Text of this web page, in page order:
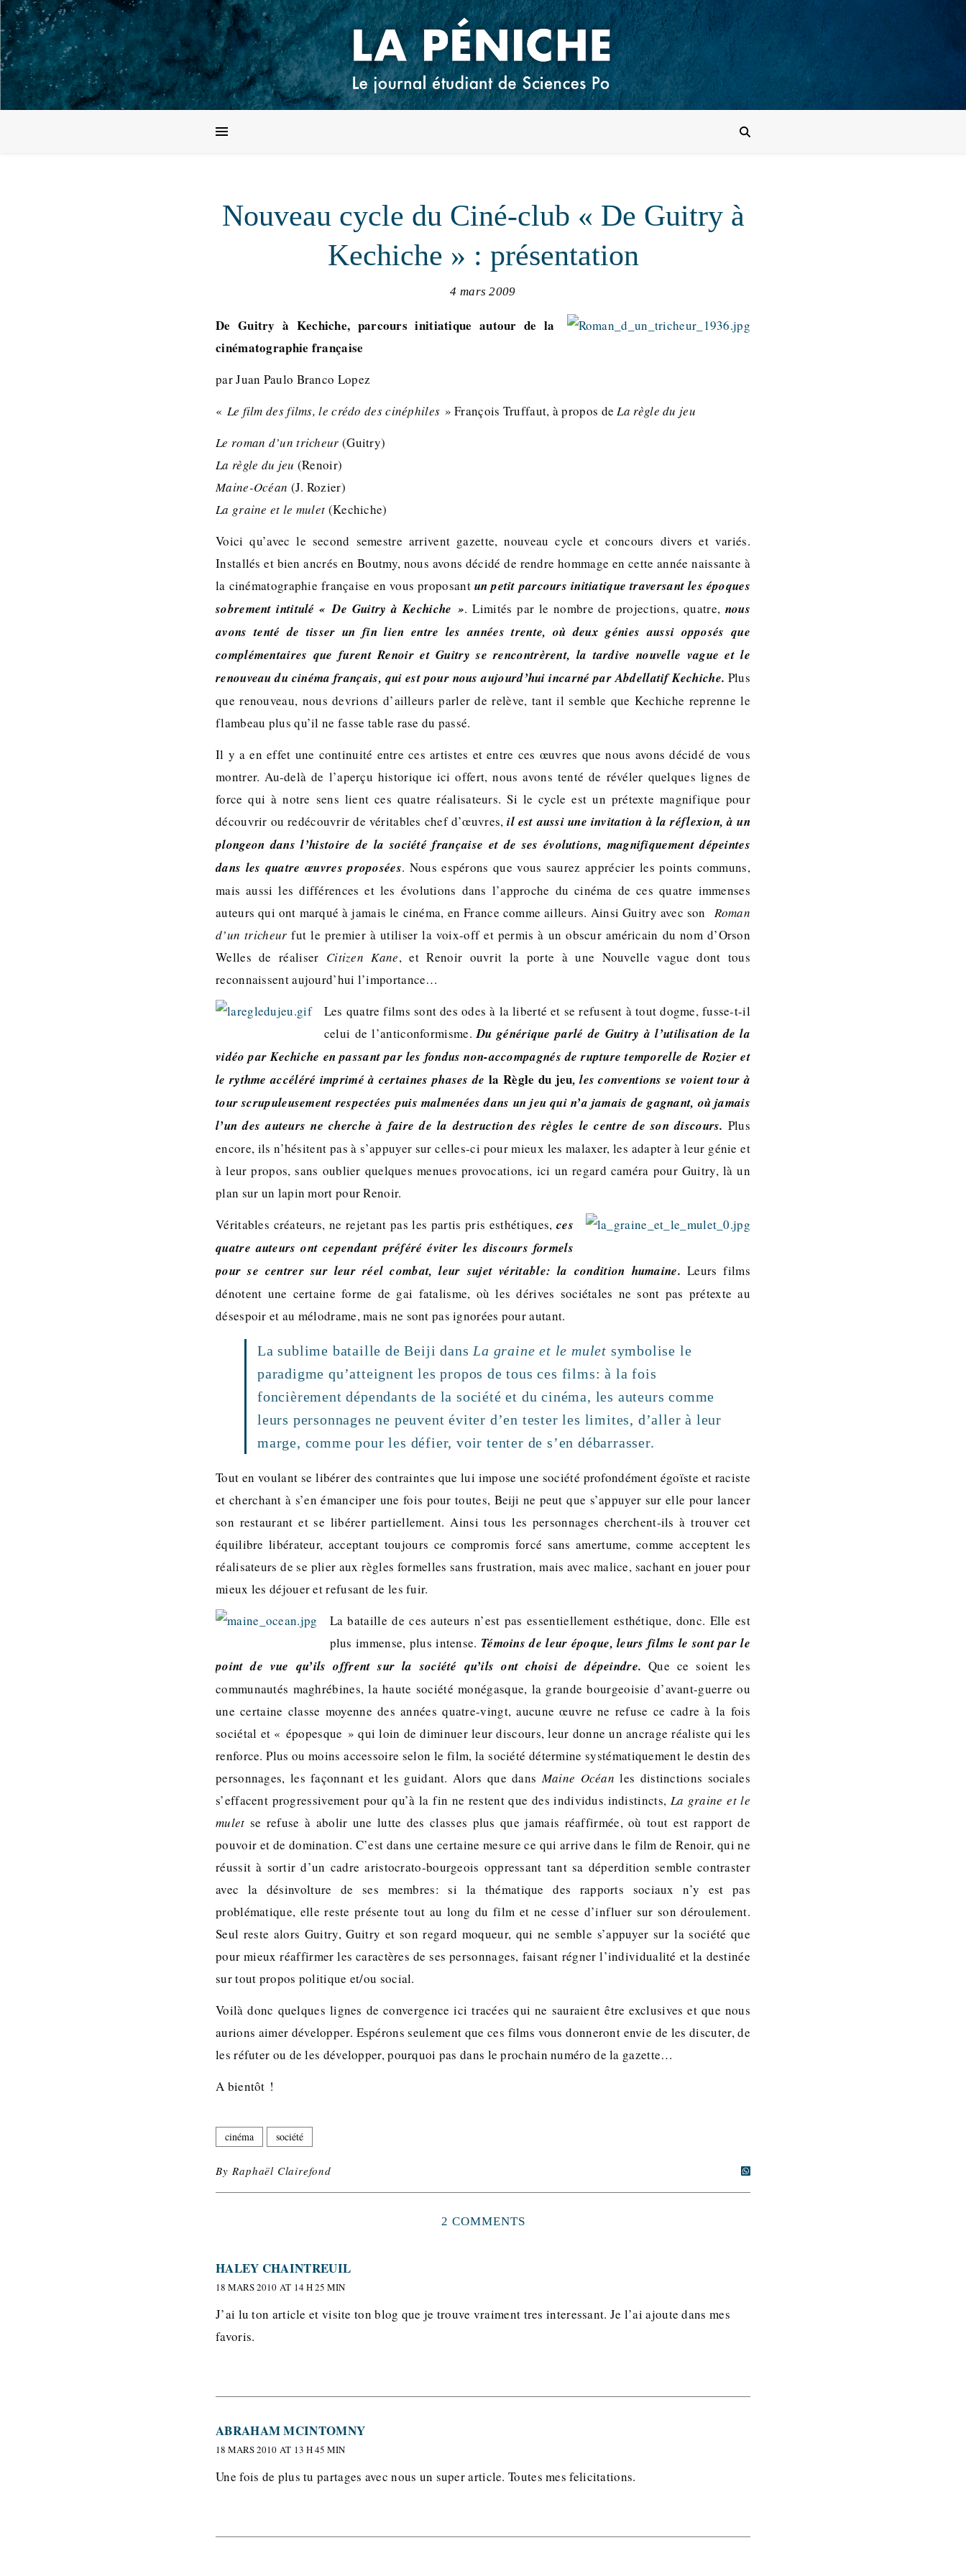
Nouveau cycle du Ciné-club « De Guitry à
Kechiche » : présentation
4 mars 2009
De Guitry à Kechiche, parcours initiatique autour de la
cinématographie française
par Juan Paulo Branco Lopez
« Le film des films, le crédo des cinéphiles » François Truffaut, à propos deLa règle du jeu
Le roman d’un tricheur (Guitry)
La règle du jeu (Renoir)
Maine-Océan (J. Rozier)
La graine et le mulet (Kechiche)
Voici qu’avec le second semestre arrivent gazette, nouveau cycle et concours divers et variés.
Installés et bien ancrés en Boutmy, nous avons décidé de rendre hommage en cette année naissante à
la cinématographie française en vous proposant un petit parcours initiatique traversant les époques
sobrement intitulé « De Guitry à Kechiche ». Limités par le nombre de projections, quatre, nous
avons tenté de tisser un fin lien entre les années trente, où deux génies aussi opposés que
complémentaires que furent Renoir et Guitry se rencontrèrent, la tardive nouvelle vague et le
renouveau du cinéma français, qui est pour nous aujourd’hui incarné par Abdellatif Kechiche. Plus
que renouveau, nous devrions d’ailleurs parler de relève, tant il semble que Kechiche reprenne le
flambeau plus qu’il ne fasse table rase du passé.
Il y a en effet une continuité entre ces artistes et entre ces œuvres que nous avons décidé de vous
montrer. Au-delà de l’aperçu historique ici offert, nous avons tenté de révéler quelques lignes de
force qui à notre sens lient ces quatre réalisateurs. Si le cycle est un prétexte magnifique pour
découvrir ou redécouvrir de véritables chef d’œuvres,il est aussi une invitation à la réflexion, à un
plongeon dans l’histoire de la société française et de ses évolutions, magnifiquement dépeintes
dans les quatre œuvres proposées. Nous espérons que vous saurez apprécier les points communs,
mais aussi les différences et les évolutions dans l’approche du cinéma de ces quatre immenses
auteurs qui ont marqué à jamais le cinéma, en France comme ailleurs. Ainsi Guitry avec son Roman
d’un tricheur fut le premier à utiliser la voix-off et permis à un obscur américain du nom d’Orson
Welles de réaliser Citizen Kane, et Renoir ouvrit la porte à une Nouvelle vague dont tous
reconnaissent aujourd’hui l’importance…
Les quatre films sont des odes à la liberté et se refusent à tout dogme, fusse-t-il
celui de l’anticonformisme.Du générique parlé de Guitry à l’utilisation de la
vidéo par Kechiche en passant par les fondus non-accompagnés de rupture temporelle de Rozier et
le rythme accéléré imprimé à certaines phases de la Règle du jeu, les conventions se voient tour à
tour scrupuleusement respectées puis malmenées dans un jeu qui n’a jamais de gagnant, où jamais
l’un des auteurs ne cherche à faire de la destruction des règles le centre de son discours. Plus
encore, ils n’hésitent pas à s’appuyer sur celles-ci pour mieux les malaxer, les adapter à leur génie et
à leur propos, sans oublier quelques menues provocations, ici un regard caméra pour Guitry, là un
plan sur un lapin mort pour Renoir.
Véritables créateurs, ne rejetant pas les partis pris esthétiques, ces
quatre auteurs ont cependant préféré éviter les discours formels
pour se centrer sur leur réel combat, leur sujet véritable: la condition humaine. Leurs films
dénotent une certaine forme de gai fatalisme, où les dérives sociétales ne sont pas prétexte au
désespoir et au mélodrame, mais ne sont pas ignorées pour autant.
La sublime bataille de Beiji dans La graine et le mulet symbolise le
paradigme qu’atteignent les propos de tous ces films: à la fois
foncièrement dépendants de la société et du cinéma, les auteurs comme
leurs personnages ne peuvent éviter d’en tester les limites, d’aller à leur
marge, comme pour les défier, voir tenter de s’en débarrasser.
Tout en voulant se libérer des contraintes que lui impose une société profondément égoïste et raciste
et cherchant à s’en émanciper une fois pour toutes, Beiji ne peut que s’appuyer sur elle pour lancer
son restaurant et se libérer partiellement. Ainsi tous les personnages cherchent-ils à trouver cet
équilibre libérateur, acceptant toujours ce compromis forcé sans amertume, comme acceptent les
réalisateurs de se plier aux règles formelles sans frustration, mais avec malice, sachant en jouer pour
mieux les déjouer et refusant de les fuir.
La bataille de ces auteurs n’est pas essentiellement esthétique, donc. Elle est
plus immense, plus intense. Témoins de leur époque, leurs films le sont par le
point de vue qu’ils offrent sur la société qu’ils ont choisi de dépeindre. Que ce soient les
communautés maghrébines, la haute société monégasque, la grande bourgeoisie d’avant-guerre ou
une certaine classe moyenne des années quatre-vingt, aucune œuvre ne refuse ce cadre à la fois
sociétal et « épopesque » qui loin de diminuer leur discours, leur donne un ancrage réaliste qui les
renforce. Plus ou moins accessoire selon le film, la société détermine systématiquement le destin des
personnages, les façonnant et les guidant. Alors que dansMaine Océan les distinctions sociales
s’effacent progressivement pour qu’à la fin ne restent que des individus indistincts, La graine et le
mulet se refuse à abolir une lutte des classes plus que jamais réaffirmée, où tout est rapport de
pouvoir et de domination. C’est dans une certaine mesure ce qui arrive dans le film de Renoir, qui ne
réussit à sortir d’un cadre aristocrato-bourgeois oppressant tant sa déperdition semble contraster
avec la désinvolture de ses membres: si la thématique des rapports sociaux n’y est pas
problématique, elle reste présente tout au long du film et ne cesse d’influer sur son déroulement.
Seul reste alors Guitry, Guitry et son regard moqueur, qui ne semble s’appuyer sur la société que
pour mieux réaffirmer les caractères de ses personnages, faisant régner l’individualité et la destinée
sur tout propos politique et/ou social.
Voilà donc quelques lignes de convergence ici tracées qui ne sauraient être exclusives et que nous
aurions aimer développer. Espérons seulement que ces films vous donneront envie de les discuter, de
les réfuter ou de les développer, pourquoi pas dans le prochain numéro de la gazette…
A bientôt !
cinéma société
ByRaphaël Clairefond
2 COMMENTS
HALEY CHAINTREUIL
18 MARS 2010 AT 14 H 25 MIN
J’ai lu ton article et visite ton blog que je trouve vraiment tres interessant. Je l’ai ajoute dans mes
favoris.
ABRAHAM MCINTOMNY
18 MARS 2010 AT 13 H 45 MIN
Une fois de plus tu partages avec nous un super article. Toutes mes felicitations.